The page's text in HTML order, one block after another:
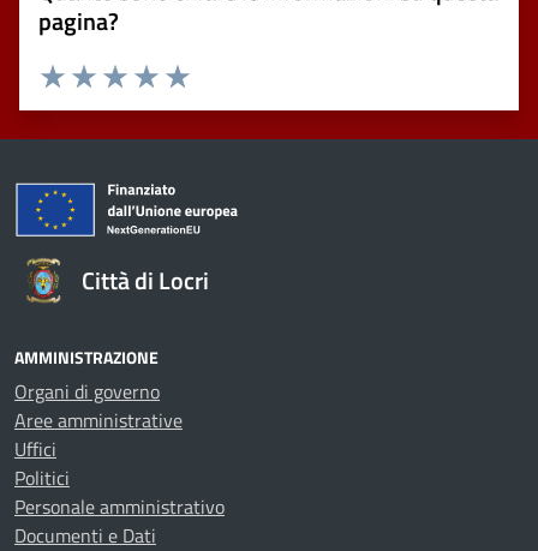
pagina?
Valuta 5 stelle su 5
Valuta 4 stelle su 5
Valuta 3 stelle su 5
Valuta 2 stelle su 5
Valuta 1 stelle su 5
Città di Locri
AMMINISTRAZIONE
Organi di governo
Aree amministrative
Uffici
Politici
Personale amministrativo
Documenti e Dati